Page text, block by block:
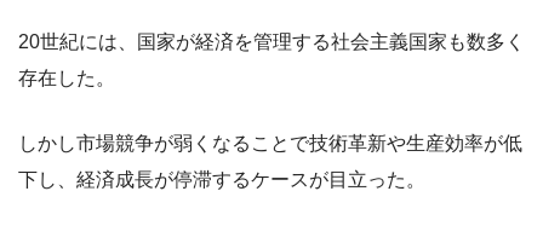
20世紀には、国家が経済を管理する社会主義国家も数多く
存在した。
しかし市場競争が弱くなることで技術革新や生産効率が低
下し、経済成長が停滞するケースが目立った。